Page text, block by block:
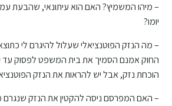
– מיהו המשמיץ? האם הוא עיתונאי, שהבעת
יומו?
– מה הנזק הפוטנציאלי שעלול להיגרם לי
הוכחת נזק, אבל יש להראות את הנזק
– האם המפרסם ניסה להקטין את הנזק שנגרם